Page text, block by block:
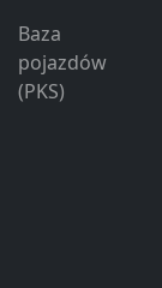
Baza
pojazdów
(PKS)